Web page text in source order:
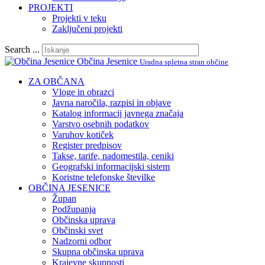
PROJEKTI
Projekti v teku
Zaključeni projekti
Search ...
Občina Jesenice Uradna spletna stran občine
ZA OBČANA
Vloge in obrazci
Javna naročila, razpisi in objave
Katalog informacij javnega značaja
Varstvo osebnih podatkov
Varuhov kotiček
Register predpisov
Takse, tarife, nadomestila, ceniki
Geografski informacijski sistem
Koristne telefonske številke
OBČINA JESENICE
Župan
Podžupanja
Občinska uprava
Občinski svet
Nadzorni odbor
Skupna občinska uprava
Krajevne skupnosti